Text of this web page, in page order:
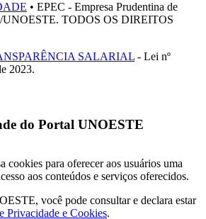
• EPEC - Empresa Prudentina de
UNOESTE. TODOS OS DIREITOS
SALARIAL - Lei nº
2023.
do Portal UNOESTE
para oferecer aos usuários uma
aos conteúdos e serviços oferecidos.
você pode consultar e declara estar
Privacidade e Cookies.